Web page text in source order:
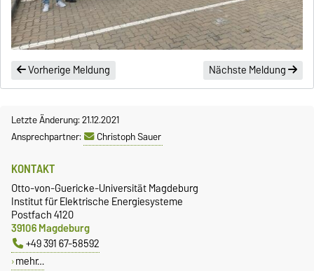
Vorherige Meldung Nächste Meldung
Letzte Änderung: 21.12.2021
Ansprechpartner:
Christoph Sauer
KONTAKT
Otto-von-Guericke-Universität Magdeburg
Institut für Elektrische Energiesysteme
Postfach 4120
39106 Magdeburg
+49 391 67-58592
mehr…